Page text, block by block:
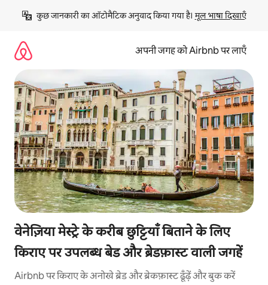
छोड़कर
कॉन्टेंट
कुछ जानकारी का ऑटोमैटिक अनुवाद किया गया है। मूल भाषा दिखाएँ
अपनी जगह को Airbnb पर लाएँ
वेनेज़िया मेस्ट्रे के करीब छुट्टियाँ बिताने के लिए
किराए पर उपलब्ध बेड और ब्रेडफ़ास्ट वाली जगहें
Airbnb पर किराए के अनोखे ब्रेड और ब्रेकफ़ास्ट ढूँढ़ें और बुक करें